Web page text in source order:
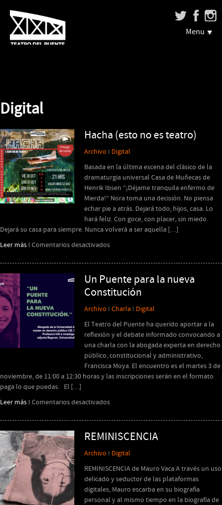
Menu
Digital
Hacha (esto no es teatro)
Archivo I Digital
Basada en la última escena del clásico de la
dramaturgia universal Casa de Muñecas de
Henrik Ibsen “¡Déjame tranquila enfermo de
Mierda!” Nora toma una decisión. No piensa
echar pie a atrás. Dejará todo; hijos, casa. Lo
hará feliz. Con goce, con placer, sin miedo.
Dejará su casa para siempre. Nunca volverá a ser aquella […]
Leer más I Comentarios desactivadosen
(esto
no
es
teatro)
Un Puente para la nueva
Constitución
Archivo I Charla I Digital
El Teatro del Puente ha querido aportar a la
reflexión y el debate informado convocando a
una charla con la abogada experta en derecho
público, constitucional y administrativo,
Francisca Moya. El encuentro es el martes 3 de
noviembre, de 11:00 a 12:30 horas y las inscripciones serán en el formato
paga lo que puedas. El […]
Leer más I Comentarios desactivadosen
Puente
para
nueva
Constitución
REMINISCENCIA
Archivo I Digital
REMINISCENCIA de Mauro Vaca A través un uso
delicado y seductor de las plataformas
digitales, Mauro escarba en su biografía
personal y al mismo tiempo en la biografía de